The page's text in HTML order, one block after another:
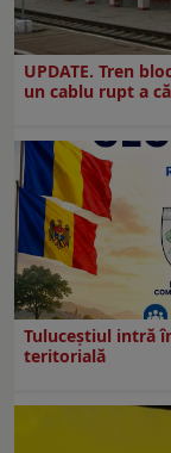
UPDATE. Tren
un cablu rupt a
Tuluceștiul intră
teritorială